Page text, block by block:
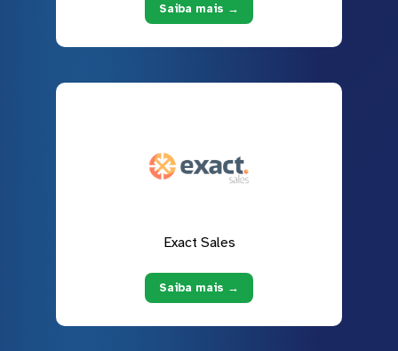
Saiba mais →
Exact Sales
Saiba mais →